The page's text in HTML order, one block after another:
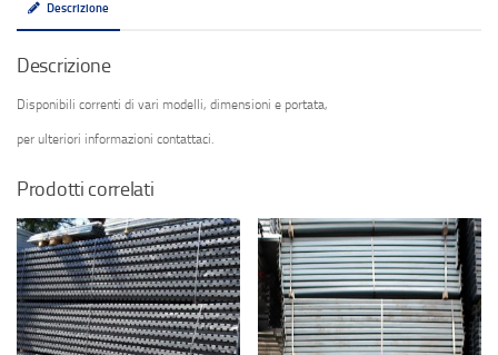
Descrizione
Descrizione
Disponibili correnti di vari modelli, dimensioni e portata,
per ulteriori informazioni contattaci.
Prodotti correlati